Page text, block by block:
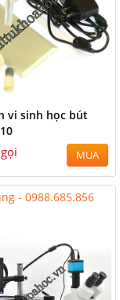
vi sinh học bút
MUA
- 0988.685.856